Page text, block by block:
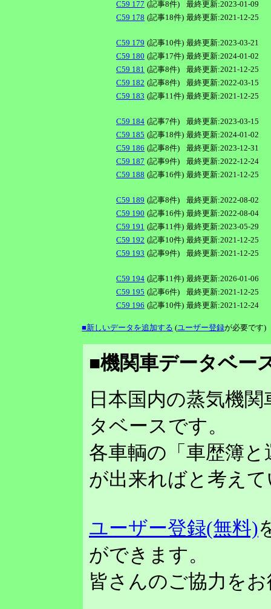
C59 177 (記事8件)
最終更新:2023-01-09
C59 178 (記事18件) 最終更新:2021-12-25
C59 179 (記事10件) 最終更新:2023-03-21
C59 180 (記事17件) 最終更新:2024-01-02
C59 181 (記事8件)
最終更新:2021-12-25
C59 182 (記事8件)
最終更新:2022-03-15
C59 183 (記事11件) 最終更新:2021-12-25
C59 184 (記事7件)
最終更新:2023-03-15
C59 185 (記事18件) 最終更新:2024-01-02
C59 186 (記事8件)
最終更新:2023-12-31
C59 187 (記事9件)
最終更新:2022-12-24
C59 188 (記事16件) 最終更新:2021-12-25
C59 189 (記事8件)
最終更新:2022-08-02
C59 190 (記事16件) 最終更新:2022-08-04
C59 191 (記事11件) 最終更新:2023-05-29
C59 192 (記事10件) 最終更新:2021-12-25
C59 193 (記事9件) 最終更新:2021-12-25
C59 194 (記事11件) 最終更新:2026-01-06
C59 195 (記事6件)
最終更新:2021-12-25
C59 196 (記事10件) 最終更新:2021-12-24
■新しいデータを追加する (ユーザー登録が必要です)
■機関車データベー
日本国内の蒸気機
タベースです。
各車輌の「車歴簿
が出来ればと考え
ユーザー登録(無料)
ができます。
皆さんのご協力を